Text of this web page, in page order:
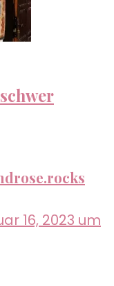
16, 2023 um